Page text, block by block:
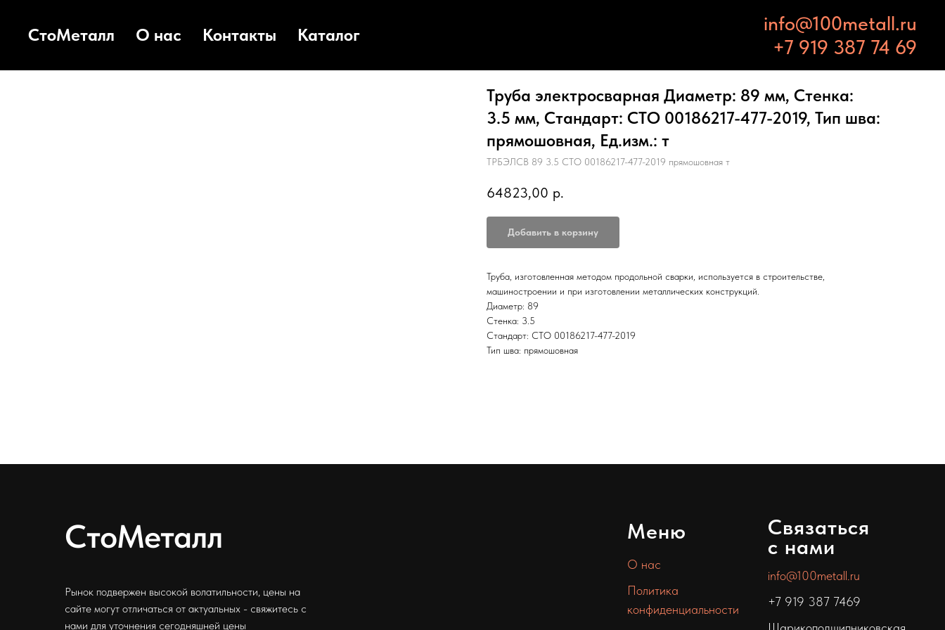
СтоМеталл О нас Контакты Каталог
info@100metall.ru
+7 919 387 74 69
Труба электросварная Диаметр: 89 мм, Стенка:
3.5 мм, Стандарт: СТО 00186217-477-2019, Тип шва:
прямошовная, Ед.изм.: т
ТРБЭЛСВ 89 3.5 СТО 00186217-477-2019 прямошовная т
64823,00 р.
Добавить в корзину
Труба, изготовленная методом продольной сварки, используется в строительстве,
машиностроении и при изготовлении металлических конструкций.
Диаметр: 89
Стенка: 3.5
Стандарт: СТО 00186217-477-2019
Тип шва: прямошовная
СтоМеталл
Рынок подвержен высокой волатильности, цены на
сайте могут отличаться от актуальных - свяжитесь с
нами для уточнения сегодняшней цены
Меню
О нас
Политика
конфиденциальности
Связаться
с нами
info@100metall.ru
+7 919 387 7469